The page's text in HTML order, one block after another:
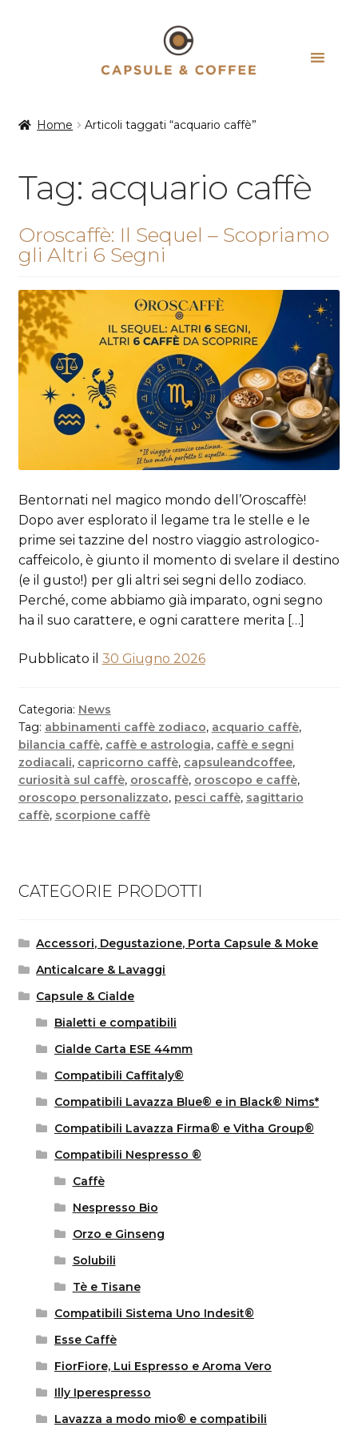
Home Articoli taggati “acquario caffè”
Tag: acquario caffè
Oroscaffè: Il Sequel – Scopriamo
gli Altri 6 Segni
Bentornati nel magico mondo dell’Oroscaffè!
Dopo aver esplorato il legame tra le stelle e le
prime sei tazzine del nostro viaggio astrologico-
caffeicolo, è giunto il momento di svelare il destino
(e il gusto!) per gli altri sei segni dello zodiaco.
Perché, come abbiamo già imparato, ogni segno
ha il suo carattere, e ogni carattere merita […]
Pubblicato il 30 Giugno 2026
Categoria: News
Tag: abbinamenti caffè zodiaco, acquario caffè,
bilancia caffè, caffè e astrologia, caffè e segni
zodiacali, capricorno caffè, capsuleandcoffee,
curiosità sul caffè, oroscaffè, oroscopo e caffè,
oroscopo personalizzato, pesci caffè, sagittario
caffè, scorpione caffè
CATEGORIE PRODOTTI
Accessori, Degustazione, Porta Capsule & Moke
Anticalcare & Lavaggi
Capsule & Cialde
Bialetti e compatibili
Cialde Carta ESE 44mm
Compatibili Caffitaly®
Compatibili Lavazza Blue® e in Black® Nims*
Compatibili Lavazza Firma® e Vitha Group®
Compatibili Nespresso ®
Caffè
Nespresso Bio
Orzo e Ginseng
Solubili
Tè e Tisane
Compatibili Sistema Uno Indesit®
Esse Caffè
FiorFiore, Lui Espresso e Aroma Vero
Illy Iperespresso
Lavazza a modo mio® e compatibili